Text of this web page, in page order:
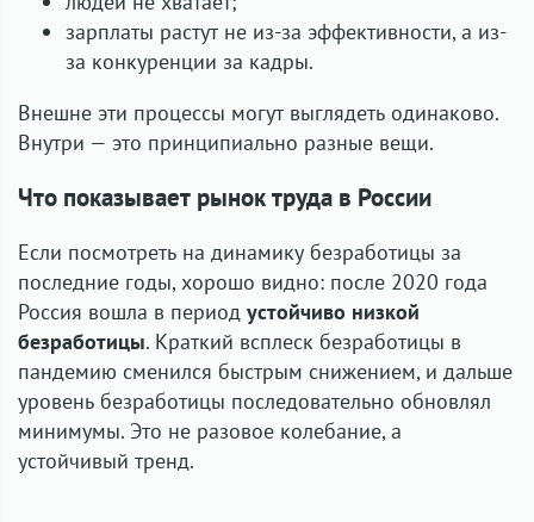
зарплаты растут не из-за эффективности, а из-
за конкуренции за кадры.
Внешне эти процессы могут выглядеть одинаково.
Внутри — это принципиально разные вещи.
Что показывает рынок труда в России
Если посмотреть на динамику безработицы за
последние годы, хорошо видно: после 2020 года
Россия вошла в период устойчиво низкой
безработицы. Краткий всплеск безработицы в
пандемию сменился быстрым снижением, и дальше
уровень безработицы последовательно обновлял
минимумы. Это не разовое колебание, а
устойчивый тренд.